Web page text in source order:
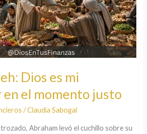
Dios es mi
el momento justo
/Claudia Sabogal
Abraham levó el cuchillo sobre su